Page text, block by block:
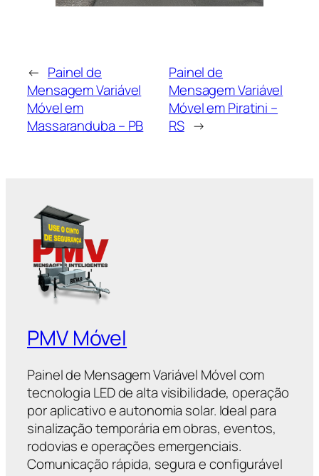
← Painel de
Mensagem Variável
Móvel em
Massaranduba – PB
Painel de
Mensagem Variável
Móvel em Piratini –
RS →
PMV Móvel
Painel de Mensagem Variável Móvel com
tecnologia LED de alta visibilidade, operação
por aplicativo e autonomia solar. Ideal para
sinalização temporária em obras, eventos,
rodovias e operações emergenciais.
Comunicação rápida, segura e configurável